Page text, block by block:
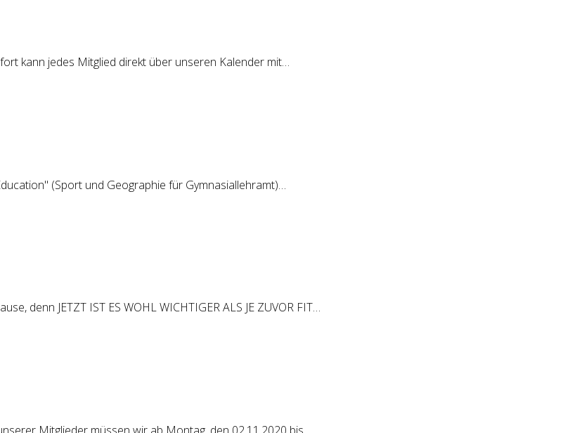
kann jedes Mitglied direkt über unseren Kalender mit…
(Sport und Geographie für Gymnasiallehramt)…
denn JETZT IST ES WOHL WICHTIGER ALS JE ZUVOR FIT…